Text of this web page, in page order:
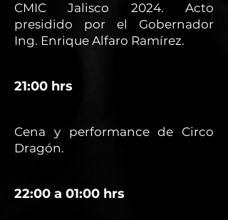
CMIC Jalisco 2024. Acto
presidido por el Gobernador
Ing. Enrique Alfaro Ramírez.
21:00 hrs
Cena y performance de Circo
Dragón.
22:00 a 01:00 hrs